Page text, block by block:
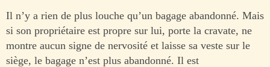
Il n’y a rien de plus louche qu’un bagage abandonné. Mais
si son propriétaire est propre sur lui, porte la cravate, ne
montre aucun signe de nervosité et laisse sa veste sur le
siège, le bagage n’est plus abandonné. Il est